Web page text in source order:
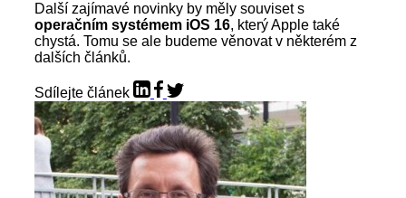
Další zajímavé novinky by měly souviset s
operačním systémem iOS 16, který Apple také
chystá. Tomu se ale budeme věnovat v některém z
dalších článků.
Sdílejte článek